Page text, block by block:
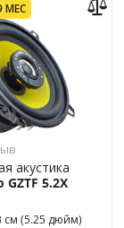
МЕС
акустика
5.2X
см (5.25 дюйм)